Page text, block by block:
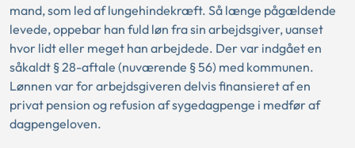
mand, som led af lungehindekræft. Så længe pågældende
levede, oppebar han fuld løn fra sin arbejdsgiver, uanset
hvor lidt eller meget han arbejdede. Der var indgået en
såkaldt § 28-aftale (nuværende § 56) med kommunen.
Lønnen var for arbejdsgiveren delvis finansieret af en
privat pension og refusion af sygedagpenge i medfør af
dagpengeloven.